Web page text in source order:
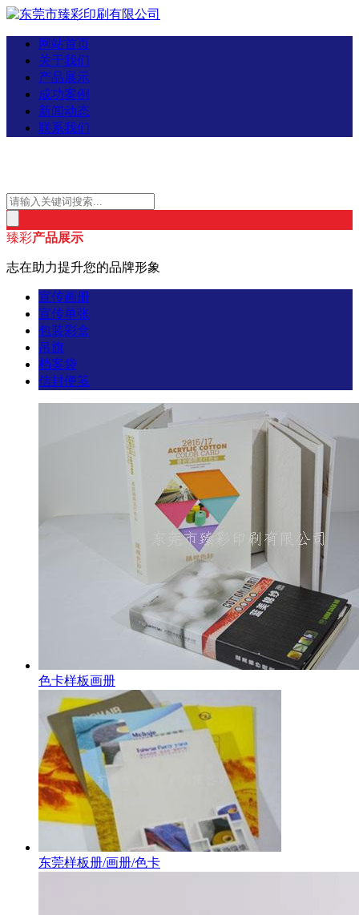
网站首页
关于我们
产品展示
成功案例
新闻动态
联系我们
臻彩产品展示
志在助力提升您的品牌形象
宣传画册
宣传单张
包装彩盒
吊旗
档案袋
信封便笺
色卡样板画册
东莞样板册/画册/色卡